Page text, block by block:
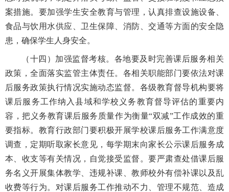
案措施。要加强学生安全教育与管理，认真排查设施设备、
食品与饮用水供应、卫生保障、消防、交通等方面的安全隐
患，确保学生人身安全。
（十四）加强监督考核。各地要及时完善课后服务相关
政策，全面落实监管主体责任。各相关职能部门要依法对课
后服务政策执行情况实施动态监督。各级教育督导机构要将
课后服务工作纳入县域和学校义务教育督导评估的重要内
容，把义务教育课后服务质量作为衡量“双减”工作成效的重
要指标。教育行政部门要积极开展学校课后服务工作满意度
调查，定期听取家长意见，每学期末向家长公示课后服务成
本、收支等有关情况，自觉接受监督。要严肃查处借课后服
务名义开展集体教学、违规补课、教师校外有偿补课以及乱
收费等行为。对课后服务工作推动不力、管理不规范、造成